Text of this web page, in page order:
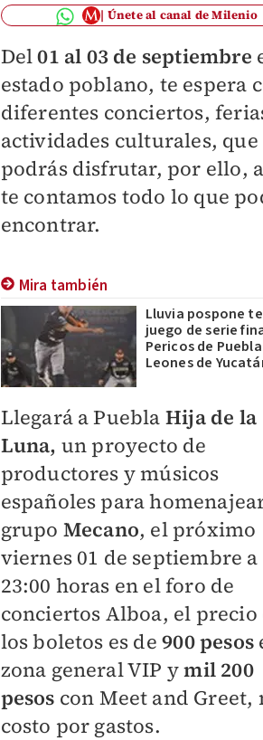
Únete al canal de Milenio
Del01 al 03 de septiembre
estado poblano, te espera
diferentes conciertos,
actividades culturales, que
podrás disfrutar, por ello,
te contamos todo lo que
encontrar.
Mira también
Lluvia pospone
juego de serie
Pericos de
Leones de
Llegará a Puebla Hija de la
Luna, un proyecto de
productores y músicos
españoles para
grupo Mecano, el próximo
viernes 01 de septiembre a
23:00 horas en el foro de
conciertos Alboa, el precio
los boletos es de 900 pesos
zona general VIP ymil 200
pesos con Meet and Greet,
costo por gastos.